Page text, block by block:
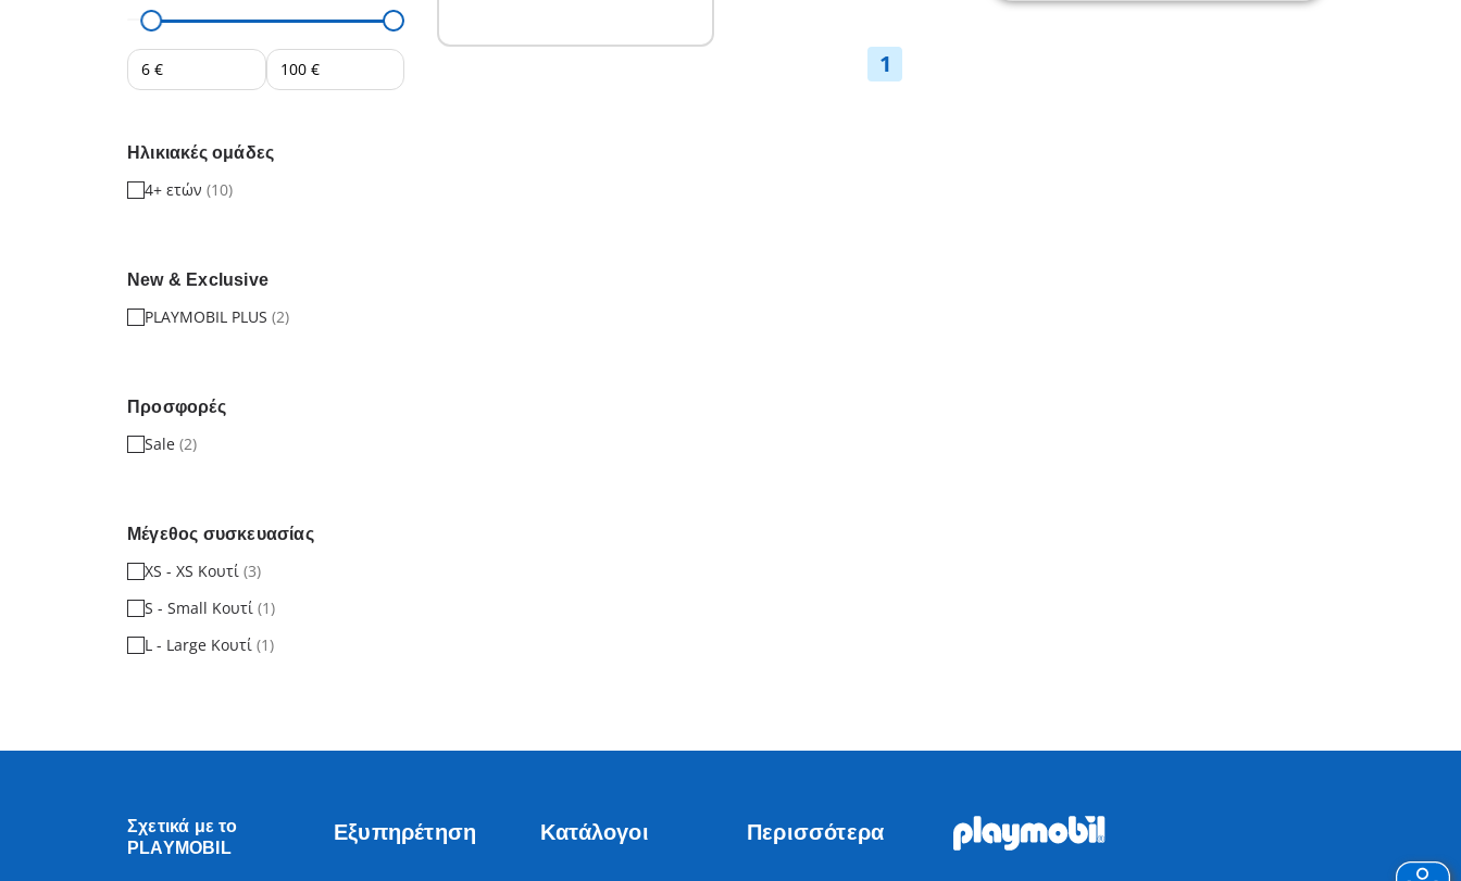
Ηλικιακές ομάδες
4+ ετών (10)
New & Exclusive
PLAYMOBIL PLUS (2)
Προσφορές
Sale (2)
Μέγεθος συσκευασίας
XS - XS Κουτί (3)
S - Small Κουτί (1)
L - Large Κουτί (1)
1
Σχετικά με το
PLAYMOBIL
Εξυπηρέτηση Κατάλογοι Περισσότερα